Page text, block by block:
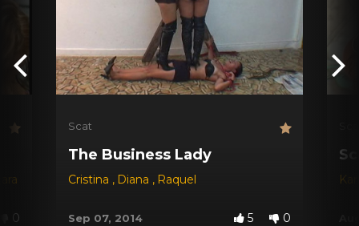
0
Scat
The Business Lady
Cristina , Diana , Raquel
Sep 07, 2014 5 0